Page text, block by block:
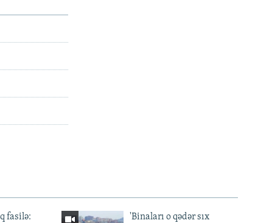
fasilə:
'Binaları o qədər sıx